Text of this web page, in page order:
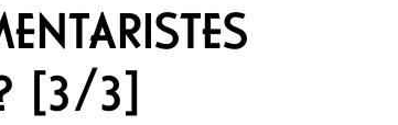
? [3/3]